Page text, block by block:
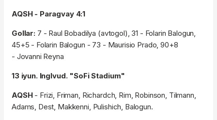
AQSH - Paragvay 4:1
Gollar:7 - Raul Bobadilya (avtogol), 31 - Folarin Balogun,
45+5 - Folarin Balogun - 73 - Maurisio Prado, 90+8
- Jovanni Reyna
13 iyun. Inglvud. "SoFi Stadium"
AQSH- Frizi, Friman, Richardch, Rim, Robinson, Tilmann,
Adams, Dest, Makkenni, Pulishich, Balogun.